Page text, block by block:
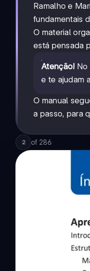
Ramalho e
fundamentais
O material
está pensada
Atenção! No
e te ajudam
O manual
a passo, para
2 of 286